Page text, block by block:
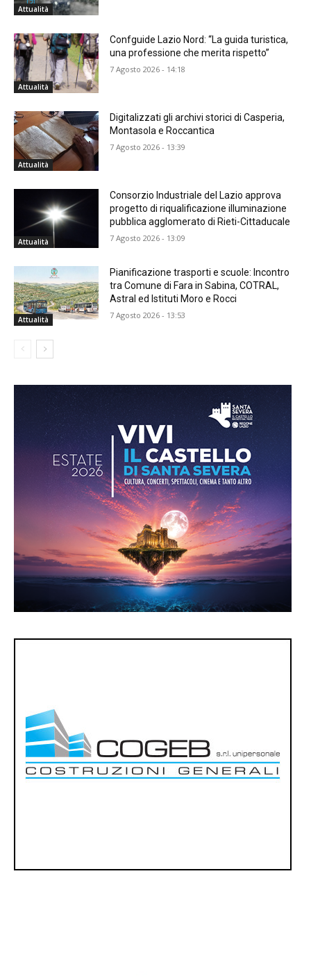
Attualità
Attualità
Confguide Lazio Nord: “La guida turistica,
una professione che merita rispetto”
7 Agosto 2026 - 14:18
Attualità
Digitalizzati gli archivi storici di Casperia,
Montasola e Roccantica
7 Agosto 2026 - 13:39
Attualità
Consorzio Industriale del Lazio approva
progetto di riqualificazione illuminazione
pubblica agglomerato di Rieti-Cittaducale
7 Agosto 2026 - 13:09
Attualità
Pianificazione trasporti e scuole: Incontro
tra Comune di Fara in Sabina, COTRAL,
Astral ed Istituti Moro e Rocci
7 Agosto 2026 - 13:53